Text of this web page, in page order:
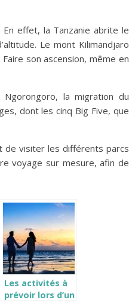
effet, la Tanzanie abrite le
Le mont Kilimandjaro
son ascension, même en
la migration du
dont les cinq Big Five, que
de visiter les différents parcs
voyage sur mesure, afin de
Les activités à
prévoir lors d’un